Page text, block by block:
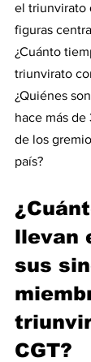
el triunvirato
figuras
¿Cuánto
triunvirato
¿Quiénes
hace más de
de los
país?
llevan
sus
CGT?